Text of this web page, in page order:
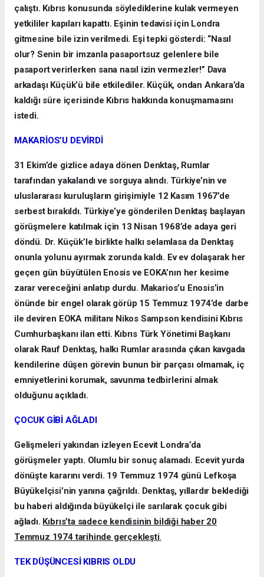
çalıştı. Kıbrıs konusunda söylediklerine kulak vermeyen
yetkililer kapıları kapattı. Eşinin tedavisi için Londra
gitmesine bile izin verilmedi. Eşi tepki gösterdi: “Nasıl
olur? Senin bir imzanla pasaportsuz gelenlere bile
pasaport verirlerken sana nasıl izin vermezler!” Dava
arkadaşı Küçük’ü bile etkilediler. Küçük, ondan Ankara’da
kaldığı süre içerisinde Kıbrıs hakkında konuşmamasını
istedi.
MAKARİOS’U DEVİRDİ
31 Ekim’de gizlice adaya dönen Denktaş, Rumlar
tarafından yakalandı ve sorguya alındı. Türkiye’nin ve
uluslararası kuruluşların girişimiyle 12 Kasım 1967’de
serbest bırakıldı. Türkiye’ye gönderilen Denktaş başlayan
görüşmelere katılmak için 13 Nisan 1968’de adaya geri
döndü. Dr. Küçük’le birlikte halkı selamlasa da Denktaş
onunla yolunu ayırmak zorunda kaldı. Ev ev dolaşarak her
geçen gün büyütülen Enosis ve EOKA’nın her kesime
zarar vereceğini anlatıp durdu. Makarios’u Enosis’in
önünde bir engel olarak görüp 15 Temmuz 1974’de darbe
ile deviren EOKA militanı Nikos Sampson kendisini Kıbrıs
Cumhurbaşkanı ilan etti. Kıbrıs Türk Yönetimi Başkanı
olarak Rauf Denktaş, halkı Rumlar arasında çıkan kavgada
kendilerine düşen görevin bunun bir parçası olmamak, iç
emniyetlerini korumak, savunma tedbirlerini almak
olduğunu açıkladı.
ÇOCUK GİBİ AĞLADI
Gelişmeleri yakından izleyen Ecevit Londra’da
görüşmeler yaptı. Olumlu bir sonuç alamadı. Ecevit yurda
dönüşte kararını verdi. 19 Temmuz 1974 günü Lefkoşa
Büyükelçisi’nin yanına çağrıldı. Denktaş, yıllardır beklediği
bu haberi aldığında büyükelçi ile sarılarak çocuk gibi
ağladı. Kıbrıs’ta sadece kendisinin bildiği haber 20
Temmuz 1974 tarihinde gerçekleşti.
TEK DÜŞÜNCESİ KIBRIS OLDU